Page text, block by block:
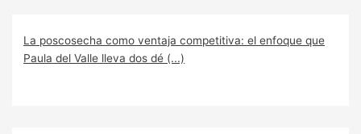
La poscosecha como ventaja competitiva: el enfoque que
Paula del Valle lleva dos dé (...)